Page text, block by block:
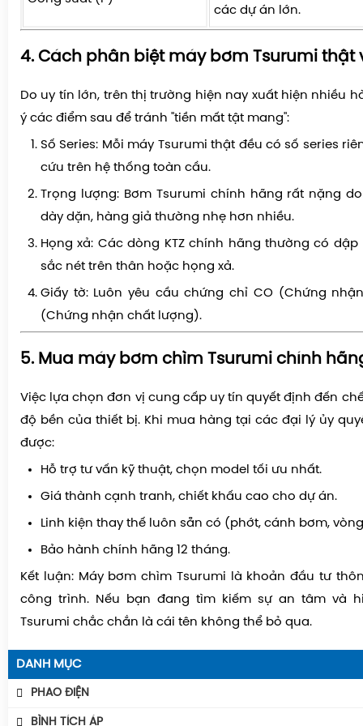
các dự án lớn.
4. Cách phân biệt máy bơm Tsurumi thật
Do uy tín lớn, trên thị trường hiện nay xuất hiện nhiều
ý các điểm sau để tránh "tiền mất tật mang":
Số Series: Mỗi máy Tsurumi thật đều có số series
cứu trên hệ thống toàn cầu.
Trọng lượng:Bơm Tsurumi chính hãng rất nặng
dày dặn, hàng giả thường nhẹ hơn nhiều.
Họng xả: Các dòng KTZ chính hãng thường có
sắc nét trên thân hoặc họng xả.
Giấy tờ:Luôn yêu cầu chứng chỉ CO (Chứng
(Chứng nhận chất lượng).
5. Mua máy bơm chìm Tsurumi chính
Việc lựa chọn đơn vị cung cấp uy tín quyết định đến
độ bền của thiết bị. Khi mua hàng tại các đại lý ủy
được:
Hỗ trợ tư vấn kỹ thuật, chọn model tối ưu nhất.
Giá thành cạnh tranh, chiết khấu cao cho dự án.
Linh kiện thay thế luôn sẵn có (phớt, cánh bơm,
Bảo hành chính hãng 12 tháng.
Kết luận:Máy bơm chìm Tsurumi là khoản đầu tư
công trình. Nếu bạn đang tìm kiếm sự an tâm và
Tsurumi chắc chắn là cái tên không thể bỏ qua.
DANH MỤC
PHAO ĐIỆN
Phao Báo Mức
BÌNH TÍCH ÁP